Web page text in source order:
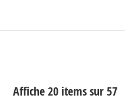
Affiche 20 items sur 57